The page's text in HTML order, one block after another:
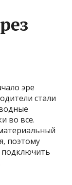
эре
стали
во все.
поэтому
подключить